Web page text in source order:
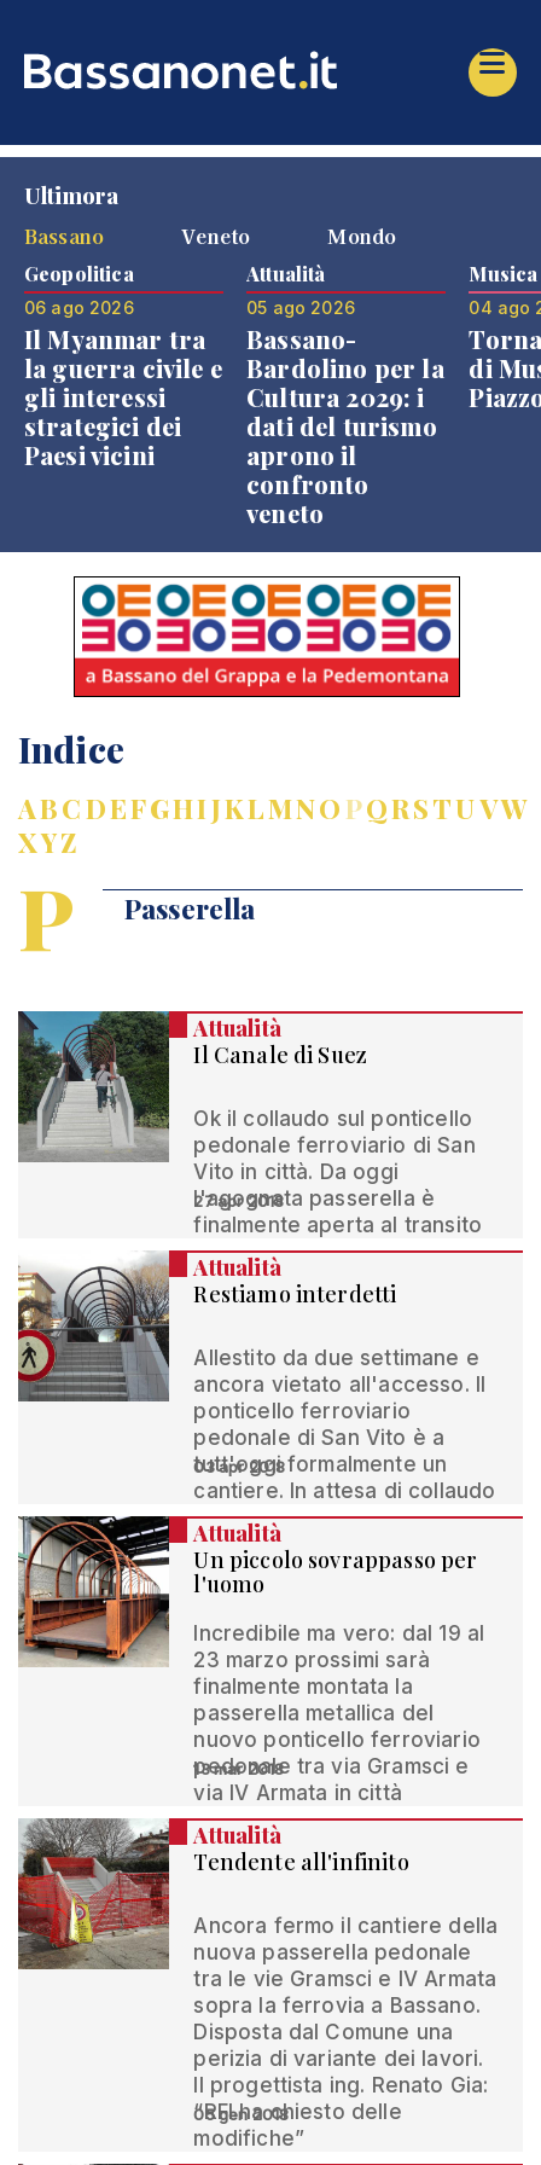
Ultimora
Bassano
Veneto Mondo
Geopolitica
06 ago 2026
Il Myanmar tra
la guerra civile e
gli interessi
strategici dei
Paesi vicini
Attualità
05 ago 2026
Bassano-
Bardolino per la
Cultura 2029: i
dati del turismo
aprono il
confronto
veneto
Musica
04 ago
di
Indice
ABCDEFGHIJKLMNOPQRSTUVW
XYZ
P Passerella
Attualità
Il Canale di Suez
Ok il collaudo sul ponticello
pedonale ferroviario di San
Vito in città. Da oggi
l'agognata passerella è
finalmente aperta al transito
27 apr 2018
Attualità
Restiamo interdetti
Allestito da due settimane e
ancora vietato all'accesso. Il
ponticello ferroviario
pedonale di San Vito è a
tutt'oggi formalmente un
cantiere. In attesa di collaudo
03 apr 2018
Attualità
Un piccolo sovrappasso per
l'uomo
Incredibile ma vero: dal 19 al
23 marzo prossimi sarà
finalmente montata la
passerella metallica del
nuovo ponticello ferroviario
pedonale tra via Gramsci e
via IV Armata in città
13 mar 2018
Attualità
Tendente all'infinito
Ancora fermo il cantiere della
nuova passerella pedonale
tra le vie Gramsci e IV Armata
sopra la ferrovia a Bassano.
Disposta dal Comune una
perizia di variante dei lavori.
Il progettista ing. Renato Gia:
“RFI ha chiesto delle
modifiche”
05 gen 2018